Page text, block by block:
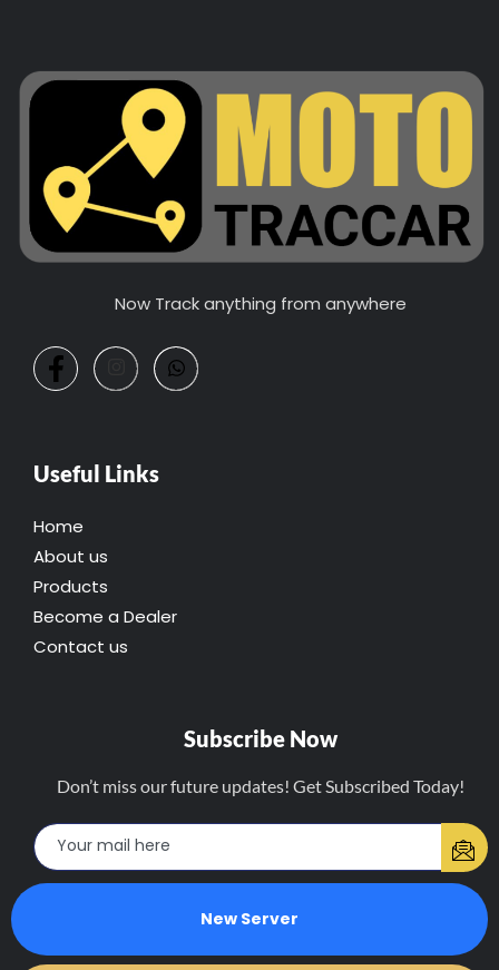
Now Track anything from anywhere
Useful Links
Home
About us
Products
Become a Dealer
Contact us
Subscribe Now
Don’t miss our future updates! Get Subscribed Today!
New Server